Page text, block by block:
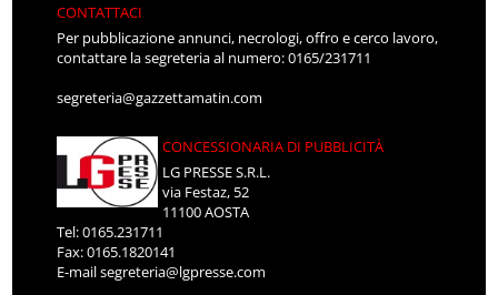
CONTATTACI
Per pubblicazione annunci, necrologi, offro e cerco lavoro,
contattare la segreteria al numero: 0165/231711
segreteria@gazzettamatin.com
CONCESSIONARIA DI PUBBLICITÀ
LG PRESSE S.R.L.
via Festaz, 52
11100 AOSTA
Tel: 0165.231711
Fax: 0165.1820141
E-mailsegreteria@lgpresse.com